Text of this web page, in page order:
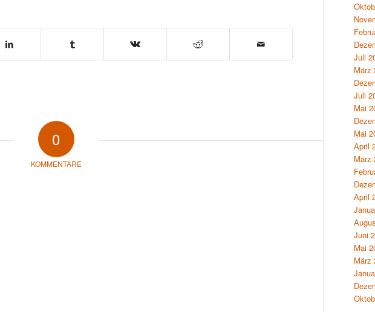
0
KOMMENTARE
Juli
März
Juli
Mai
Mai
April
März
April
Juni
Mai
März